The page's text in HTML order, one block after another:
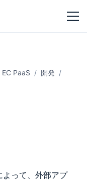
PaaS
開発
よって、外部アプ